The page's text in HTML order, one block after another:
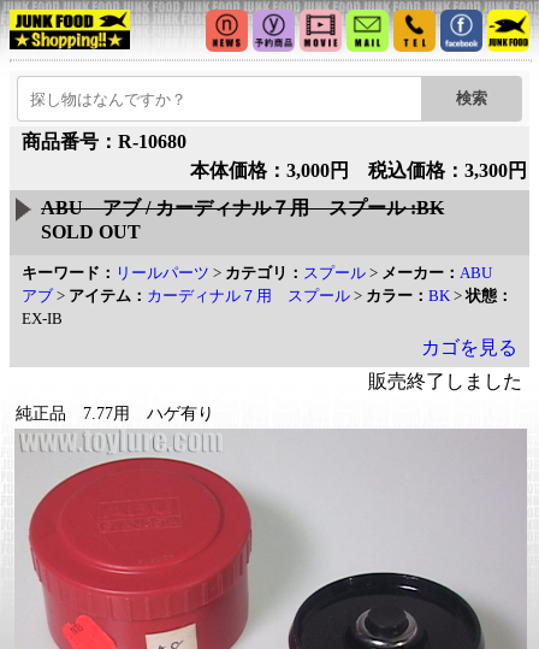
商品番号：R-10680
本体価格：3,000円 税込価格：3,300円
ABU アブ / カーディナル７用 スプール :BK
SOLD OUT
キーワード： リールパーツ > カテゴリ： スプール > メーカー： ABU
アブ > アイテム： カーディナル７用 スプール > カラー： BK >状態：
EX-IB
カゴを見る
販売終了しました
純正品 7.77用 ハゲ有り